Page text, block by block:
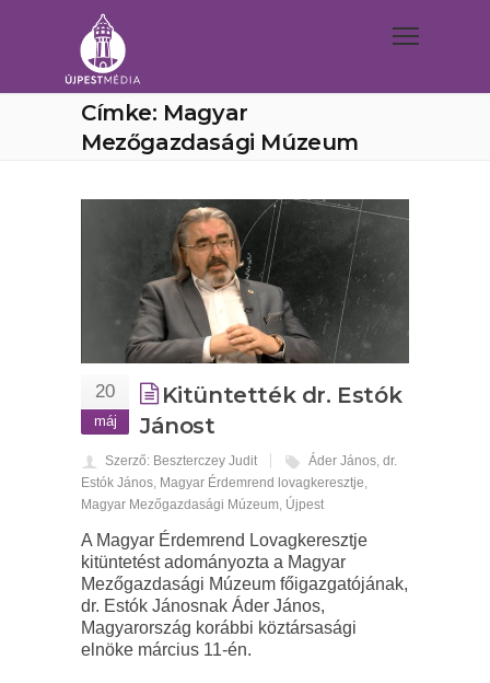
Címke: Magyar
Mezőgazdasági Múzeum
20
máj
Kitüntették dr. Estók
Jánost
Szerző: Beszterczey Judit Áder János, dr.
Estók János, Magyar Érdemrend lovagkeresztje,
Magyar Mezőgazdasági Múzeum, Újpest
A Magyar Érdemrend Lovagkeresztje
kitüntetést adományozta a Magyar
Mezőgazdasági Múzeum főigazgatójának,
dr. Estók Jánosnak Áder János,
Magyarország korábbi köztársasági
elnöke március 11-én.